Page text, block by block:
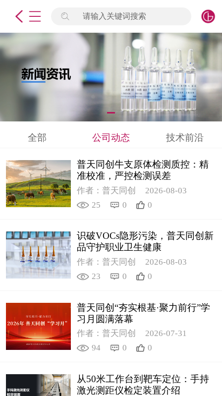
请输入关键词搜索
全部 公司动态 技术前沿
普天同创牛支原体检测质控：精
准校准，严控检测误差
作者：普天同创
2026-08-03
25
0 0
识破VOCs隐形污染，普天同创新
品守护职业卫生健康
作者：普天同创
2026-08-03
23
0 0
普天同创“夯实根基·聚力前行”学
习月圆满落幕
作者：普天同创
2026-07-31
94
0 0
从50米工作台到靶车定位：手持
激光测距仪检定装置介绍
点击登录
签到
标准物质
产品专项
定制标物
定制仪器
新闻资讯
知识交流
购物车
联系我们